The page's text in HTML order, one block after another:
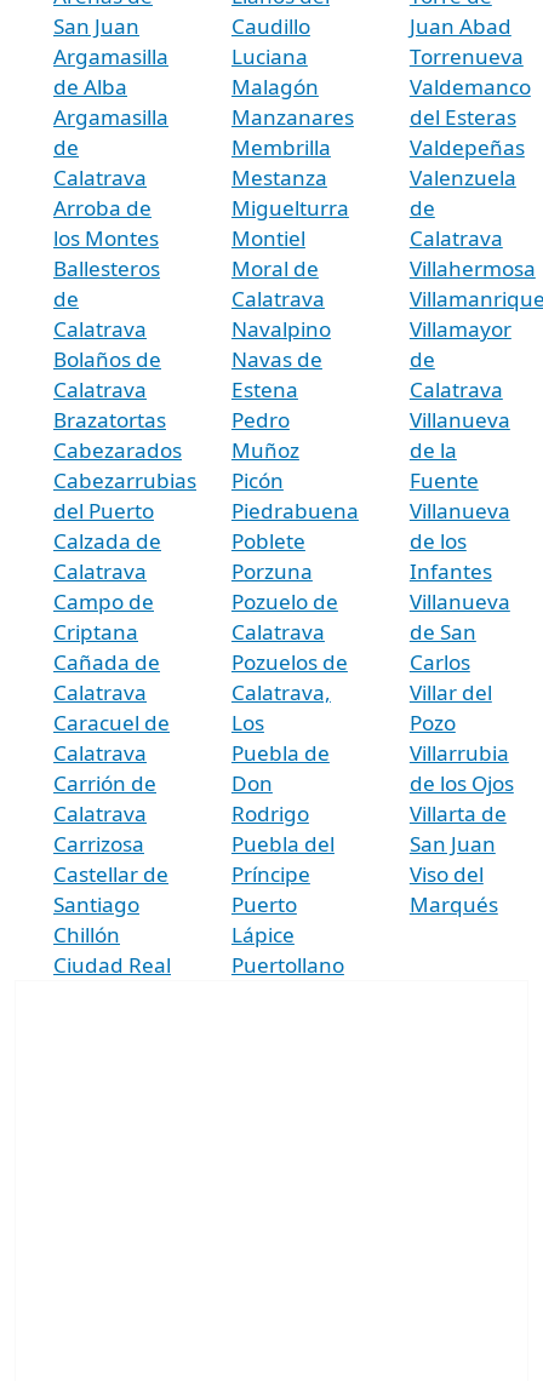
San Juan
Argamasilla
de Alba
Argamasilla
de
Calatrava
Arroba de
los Montes
Ballesteros
de
Calatrava
Bolaños de
Calatrava
Brazatortas
Cabezarados
Cabezarrubias
del Puerto
Calzada de
Calatrava
Campo de
Criptana
Cañada de
Calatrava
Caracuel de
Calatrava
Carrión de
Calatrava
Carrizosa
Castellar de
Santiago
Chillón
Ciudad Real
Caudillo
Luciana
Malagón
Manzanares
Membrilla
Mestanza
Miguelturra
Montiel
Moral de
Calatrava
Navalpino
Navas de
Estena
Pedro
Muñoz
Picón
Piedrabuena
Poblete
Porzuna
Pozuelo de
Calatrava
Pozuelos de
Calatrava,
Los
Puebla de
Don
Rodrigo
Puebla del
Príncipe
Puerto
Lápice
Puertollano
Juan Abad
Torrenueva
Valdemanco
del Esteras
Valdepeñas
Valenzuela
de
Calatrava
Villahermosa
Villamayor
de
Calatrava
Villanueva
de la
Fuente
Villanueva
de los
Infantes
Villanueva
de San
Carlos
Villar del
Pozo
Villarrubia
de los Ojos
Villarta de
San Juan
Viso del
Marqués